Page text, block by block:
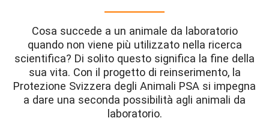
Cosa succede a un animale da laboratorio
quando non viene più utilizzato nella ricerca
scientifica? Di solito questo significa la fine della
sua vita. Con il progetto di reinserimento, la
Protezione Svizzera degli Animali PSA si impegna
a dare una seconda possibilità agli animali da
laboratorio.